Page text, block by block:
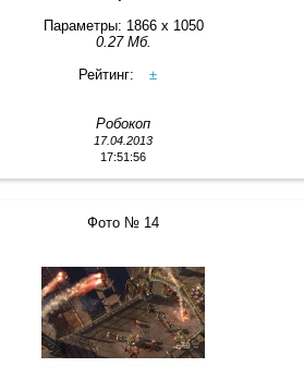
Параметры: 1866 x 1050
0.27 Мб.
Рейтинг:
±
Робокоп
17.04.2013
17:51:56
Фото № 14